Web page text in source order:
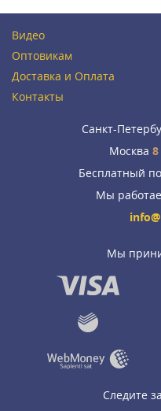
Видео
Оптовикам
Доставка и Оплата
Контакты
Санкт-
Москва
Бесплатный
Мы
Мы
Следите